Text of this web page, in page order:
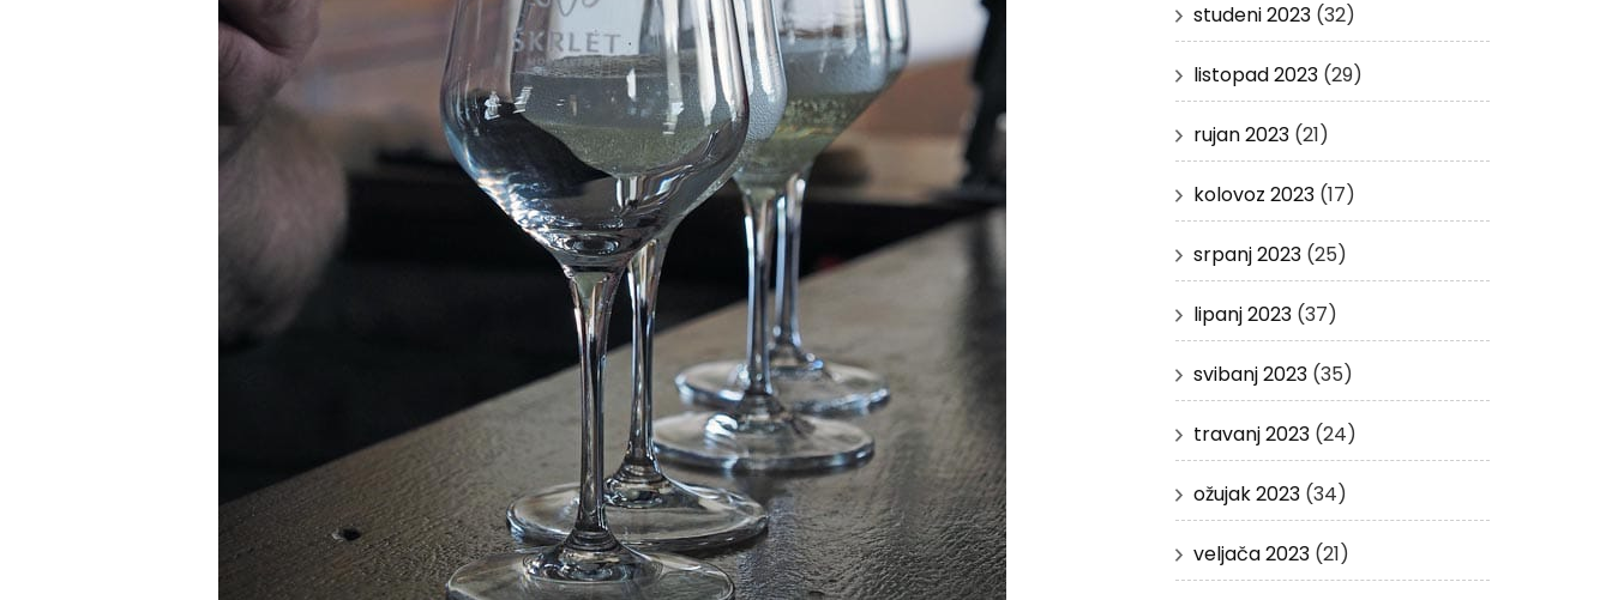
studeni 2023(32)
listopad 2023(29)
rujan 2023(21)
kolovoz 2023(17)
srpanj 2023(25)
lipanj 2023(37)
svibanj 2023(35)
travanj 2023(24)
ožujak 2023(34)
veljača 2023(21)